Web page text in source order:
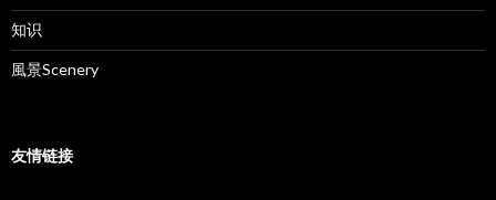
知识
風景Scenery
友情链接